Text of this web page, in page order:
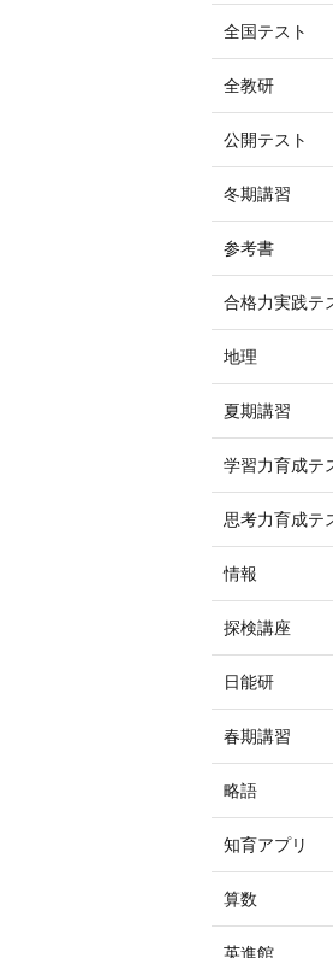
全国テスト
全教研
公開テスト
冬期講習
参考書
合格力実践テ
地理
夏期講習
学習力育成テ
思考力育成テ
情報
探検講座
日能研
春期講習
略語
知育アプリ
算数
英進館